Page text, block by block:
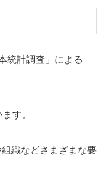
統計調査」による
す。
織などさまざまな要